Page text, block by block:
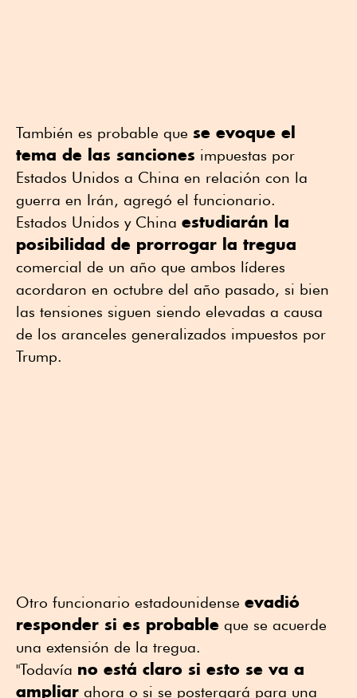
También es probable que se evoque el
tema de las sanciones impuestas por
Estados Unidos a China en relación con la
guerra en Irán, agregó el funcionario.
Estados Unidos y China estudiarán la
posibilidad de prorrogar la tregua
comercial de un año que ambos líderes
acordaron en octubre del año pasado, si bien
las tensiones siguen siendo elevadas a causa
de los aranceles generalizados impuestos por
Trump.
Otro funcionario estadounidense evadió
responder si es probable que se acuerde
una extensión de la tregua.
"Todavía no está claro si esto se va a
ampliar ahora o si se postergará para una